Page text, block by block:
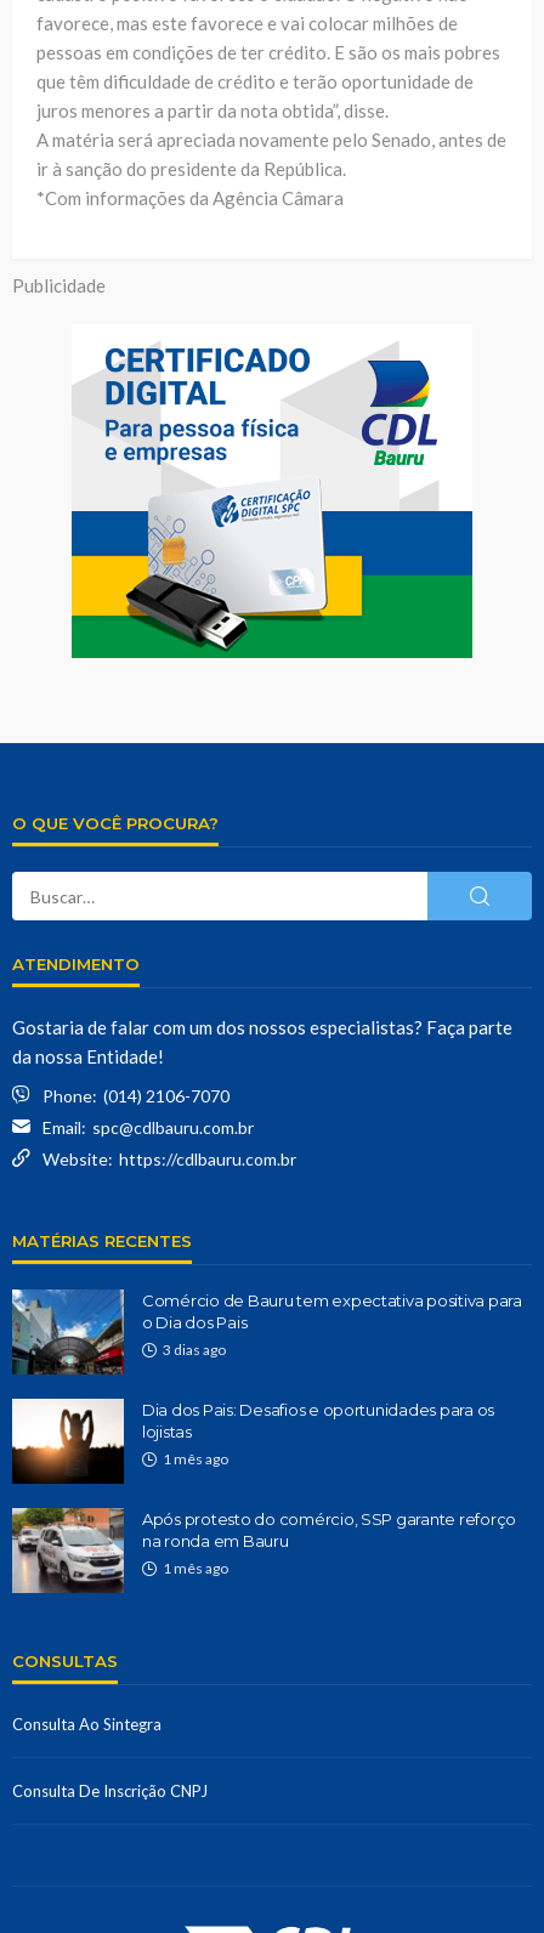
favorece, mas este favorece e vai colocar milhões de
pessoas em condições de ter crédito. E são os mais pobres
que têm dificuldade de crédito e terão oportunidade de
juros menores a partir da nota obtida”, disse.
A matéria será apreciada novamente pelo Senado, antes de
ir à sanção do presidente da República.
*Com informações da Agência Câmara
Publicidade
O QUE VOCÊ PROCURA?
ATENDIMENTO
Gostaria de falar com um dos nossos especialistas? Faça parte
da nossa Entidade!
Phone: (014) 2106-7070
Email: spc@cdlbauru.com.br
Website: https://cdlbauru.com.br
MATÉRIAS RECENTES
Comércio de Bauru tem expectativa positiva para
o Dia dos Pais
3 dias ago
Dia dos Pais: Desafios e oportunidades para os
lojistas
1 mês ago
Após protesto do comércio, SSP garante reforço
na ronda em Bauru
1 mês ago
CONSULTAS
Consulta Ao Sintegra
Consulta De Inscrição CNPJ